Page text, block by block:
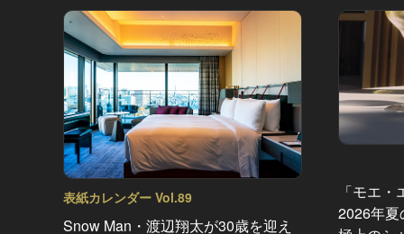
表紙カレンダー Vol.89
Snow Man・渡辺翔太が30歳を迎え
「モエ
2026年夏